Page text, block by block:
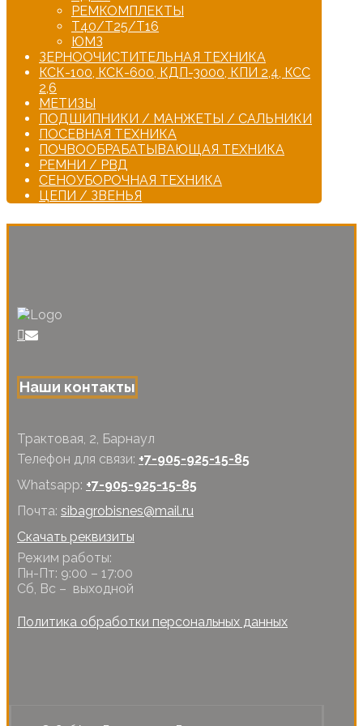
РЕМКОМПЛЕКТЫ
Т40/Т25/Т16
ЮМЗ
ЗЕРНООЧИСТИТЕЛЬНАЯ ТЕХНИКА
КСК-100, КСК-600, КДП-3000, КПИ 2,4, КСС
2,6
МЕТИЗЫ
ПОДШИПНИКИ / МАНЖЕТЫ / САЛЬНИКИ
ПОСЕВНАЯ ТЕХНИКА
ПОЧВООБРАБАТЫВАЮЩАЯ ТЕХНИКА
РЕМНИ / РВД
СЕНОУБОРОЧНАЯ ТЕХНИКА
ЦЕПИ / ЗВЕНЬЯ
Наши контакты
Трактовая, 2, Барнаул
Телефон для связи: +7-905-925-15-85
Whatsapp: +7-905-925-15-85
Почта: sibagrobisnes@mail.ru
Скачать реквизиты
Режим работы:
Пн-Пт: 9:00 – 17:00
Сб, Вс – выходной
Политика обработки персональных данных